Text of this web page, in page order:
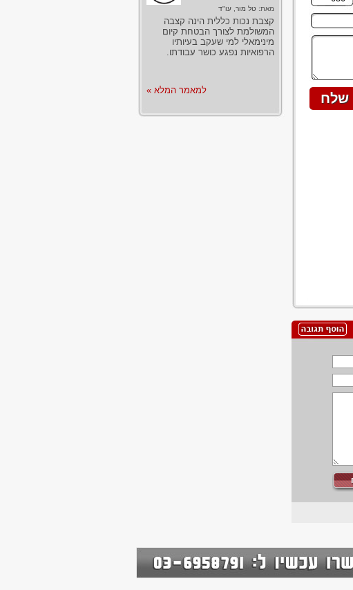
מאת: טל מור, עו"ד
קצבת נכות כללית הינה קצבה
המשולמת לצורך הבטחת קיום
מינימאלי למי שעקב בעיותיו
הרפואיות נפגע כושר עבודתו.
למאמר המלא »